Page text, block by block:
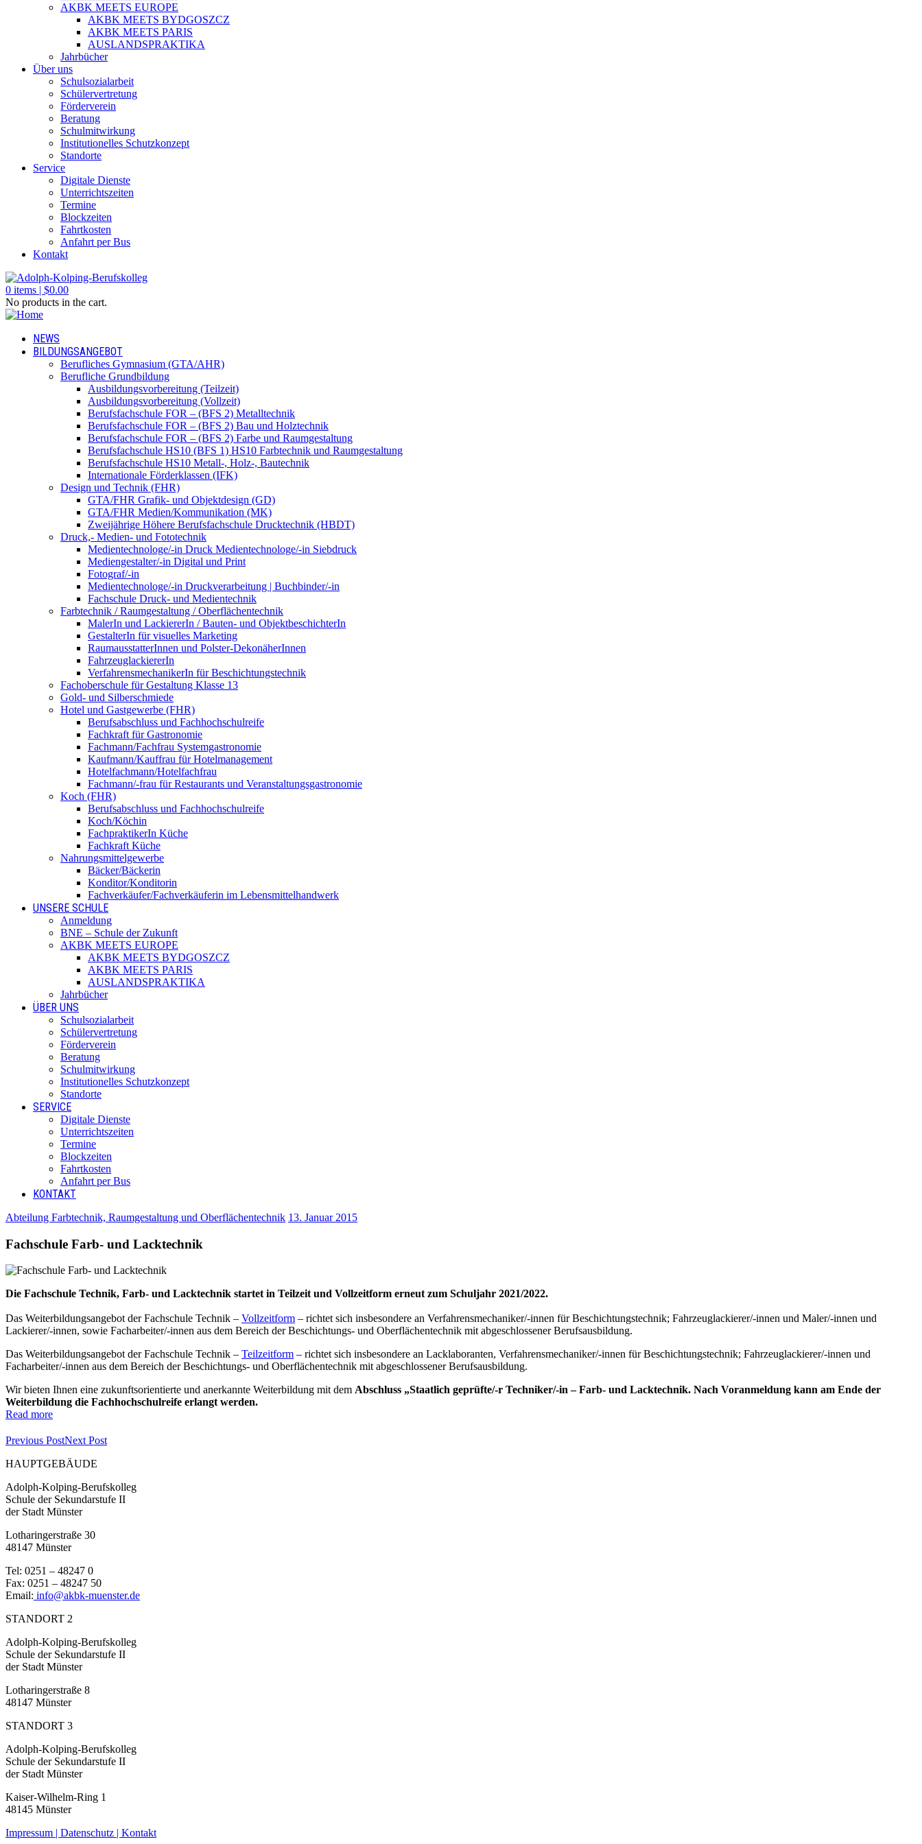
AKBK MEETS EUROPE
AKBK MEETS BYDGOSZCZ
AKBK MEETS PARIS
AUSLANDSPRAKTIKA
Jahrbücher
Über uns
Schulsozialarbeit
Schülervertretung
Förderverein
Beratung
Schulmitwirkung
Institutionelles Schutzkonzept
Standorte
Service
Digitale Dienste
Unterrichtszeiten
Termine
Blockzeiten
Fahrtkosten
Anfahrt per Bus
Kontakt
0 items | $0.00
No products in the cart.
NEWS
BILDUNGSANGEBOT
Berufliches Gymnasium (GTA/AHR)
Berufliche Grundbildung
Ausbildungsvorbereitung (Teilzeit)
Ausbildungsvorbereitung (Vollzeit)
Berufsfachschule FOR – (BFS 2) Metalltechnik
Berufsfachschule FOR – (BFS 2) Bau und Holztechnik
Berufsfachschule FOR – (BFS 2) Farbe und Raumgestaltung
Berufsfachschule HS10 (BFS 1) HS10 Farbtechnik und Raumgestaltung
Berufsfachschule HS10 Metall-, Holz-, Bautechnik
Internationale Förderklassen (IFK)
Design und Technik (FHR)
GTA/FHR Grafik- und Objektdesign (GD)
GTA/FHR Medien/Kommunikation (MK)
Zweijährige Höhere Berufsfachschule Drucktechnik (HBDT)
Druck,- Medien- und Fototechnik
Medientechnologe/-in Druck Medientechnologe/-in Siebdruck
Mediengestalter/-in Digital und Print
Fotograf/-in
Medientechnologe/-in Druckverarbeitung | Buchbinder/-in
Fachschule Druck- und Medientechnik
Farbtechnik / Raumgestaltung / Oberflächentechnik
MalerIn und LackiererIn / Bauten- und ObjektbeschichterIn
GestalterIn für visuelles Marketing
RaumausstatterInnen und Polster-DekonäherInnen
FahrzeuglackiererIn
VerfahrensmechanikerIn für Beschichtungstechnik
Fachoberschule für Gestaltung Klasse 13
Gold- und Silberschmiede
Hotel und Gastgewerbe (FHR)
Berufsabschluss und Fachhochschulreife
Fachkraft für Gastronomie
Fachmann/Fachfrau Systemgastronomie
Kaufmann/Kauffrau für Hotelmanagement
Hotelfachmann/Hotelfachfrau
Fachmann/-frau für Restaurants und Veranstaltungsgastronomie
Koch (FHR)
Berufsabschluss und Fachhochschulreife
Koch/Köchin
FachpraktikerIn Küche
Fachkraft Küche
Nahrungsmittelgewerbe
Bäcker/Bäckerin
Konditor/Konditorin
Fachverkäufer/Fachverkäuferin im Lebensmittelhandwerk
UNSERE SCHULE
Anmeldung
BNE – Schule der Zukunft
AKBK MEETS EUROPE
AKBK MEETS BYDGOSZCZ
AKBK MEETS PARIS
AUSLANDSPRAKTIKA
Jahrbücher
ÜBER UNS
Schulsozialarbeit
Schülervertretung
Förderverein
Beratung
Schulmitwirkung
Institutionelles Schutzkonzept
Standorte
SERVICE
Digitale Dienste
Unterrichtszeiten
Termine
Blockzeiten
Fahrtkosten
Anfahrt per Bus
KONTAKT
Abteilung Farbtechnik, Raumgestaltung und Oberflächentechnik 13. Januar 2015
Fachschule Farb- und Lacktechnik
Die Fachschule Technik, Farb- und Lacktechnik startet in Teilzeit und Vollzeitform erneut zum Schuljahr 2021/2022.
Das Weiterbildungsangebot der Fachschule Technik – Vollzeitform – richtet sich insbesondere an Verfahrensmechaniker/-innen für Beschichtungstechnik; Fahrzeuglackierer/-innen und Maler/-innen und
Lackierer/-innen, sowie Facharbeiter/-innen aus dem Bereich der Beschichtungs- und Oberflächentechnik mit abgeschlossener Berufsausbildung.
Das Weiterbildungsangebot der Fachschule Technik – Teilzeitform – richtet sich insbesondere an Lacklaboranten, Verfahrensmechaniker/-innen für Beschichtungstechnik; Fahrzeuglackierer/-innen und
Facharbeiter/-innen aus dem Bereich der Beschichtungs- und Oberflächentechnik mit abgeschlossener Berufsausbildung.
Wir bieten Ihnen eine zukunftsorientierte und anerkannte Weiterbildung mit dem Abschluss „Staatlich geprüfte/-r Techniker/-in – Farb- und Lacktechnik. Nach Voranmeldung kann am Ende der
Weiterbildung die Fachhochschulreife erlangt werden.
Read more
Previous PostNext Post
HAUPTGEBÄUDE
Adolph-Kolping-Berufskolleg
Schule der Sekundarstufe II
der Stadt Münster
Lotharingerstraße 30
48147 Münster
Tel: 0251 – 48247 0
Fax: 0251 – 48247 50
Email: info@akbk-muenster.de
STANDORT 2
Adolph-Kolping-Berufskolleg
Schule der Sekundarstufe II
der Stadt Münster
Lotharingerstraße 8
48147 Münster
STANDORT 3
Adolph-Kolping-Berufskolleg
Schule der Sekundarstufe II
der Stadt Münster
Kaiser-Wilhelm-Ring 1
48145 Münster
Impressum | Datenschutz | Kontakt